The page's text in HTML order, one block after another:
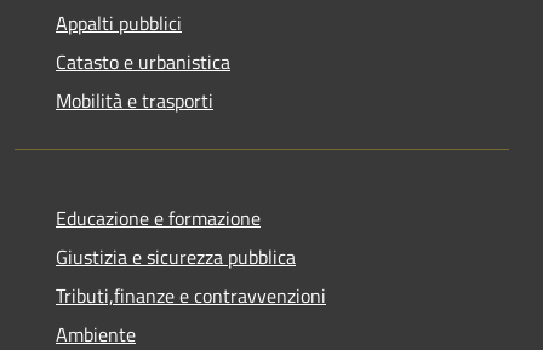
Appalti pubblici
Catasto e urbanistica
Mobilità e trasporti
Educazione e formazione
Giustizia e sicurezza pubblica
Tributi,finanze e contravvenzioni
Ambiente